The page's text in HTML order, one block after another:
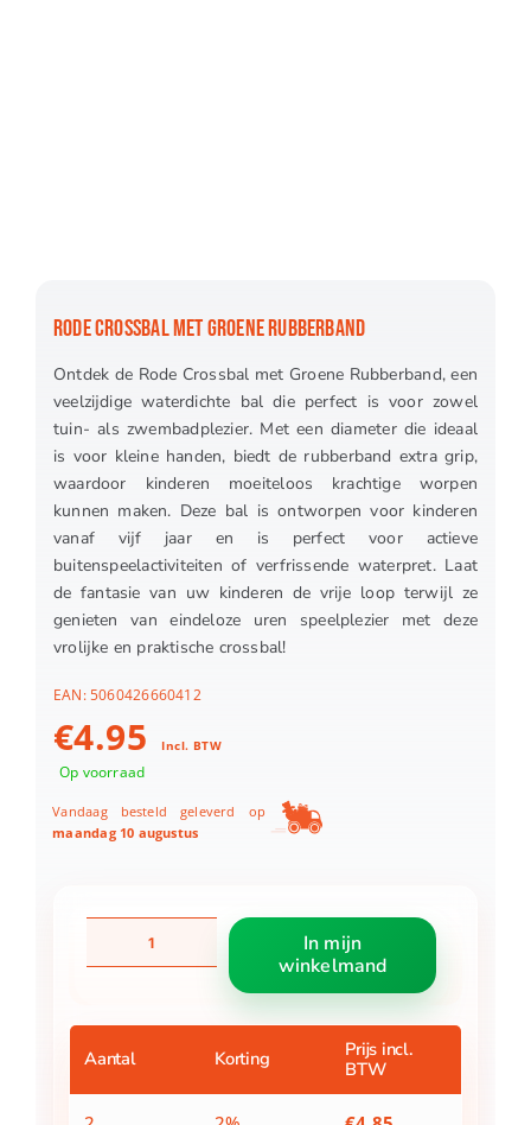
RODE CROSSBAL MET GROENE RUBBERBAND
Ontdek de Rode Crossbal met Groene Rubberband, een
veelzijdige waterdichte bal die perfect is voor zowel
tuin- als zwembadplezier. Met een diameter die ideaal
is voor kleine handen, biedt de rubberband extra grip,
waardoor kinderen moeiteloos krachtige worpen
kunnen maken. Deze bal is ontworpen voor kinderen
vanaf vijf jaar en is perfect voor actieve
buitenspeelactiviteiten of verfrissende waterpret. Laat
de fantasie van uw kinderen de vrije loop terwijl ze
genieten van eindeloze uren speelplezier met deze
vrolijke en praktische crossbal!
EAN:5060426660412
€4.95 Incl. BTW
Op voorraad
Vandaag besteld geleverd op
maandag 10 augustus
Crossbal
Rubberband
In mijn
winkelmand
Aantal Korting
Prijs incl.
BTW